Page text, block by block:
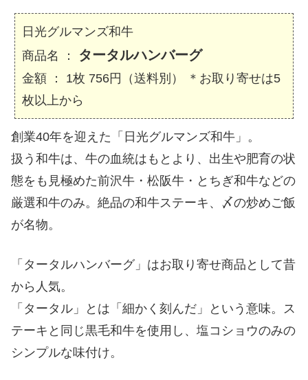
日光グルマンズ和牛
商品名 ： タータルハンバーグ
金額 ： 1枚 756円（送料別） ＊お取り寄せは5
枚以上から
創業40年を迎えた「日光グルマンズ和牛」。
扱う和牛は、牛の血統はもとより、出生や肥育の状
態をも見極めた前沢牛・松阪牛・とちぎ和牛などの
厳選和牛のみ。絶品の和牛ステーキ、〆の炒めご飯
が名物。
「タータルハンバーグ」はお取り寄せ商品として昔
から人気。
「タータル」とは「細かく刻んだ」という意味。ス
テーキと同じ黒毛和牛を使用し、塩コショウのみの
シンプルな味付け。